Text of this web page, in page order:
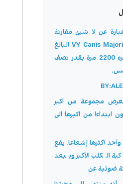
عن لا شيئ مقارنة
بالنجم VY Canis Majoris البالغ
نصف قطره 2200 مرة بقدر نصف
مجموعة من اكبر
ابتداءا من اكبرها الى
أكثرها إشعاعا. يقع
الكلب الأكبر ويبعد